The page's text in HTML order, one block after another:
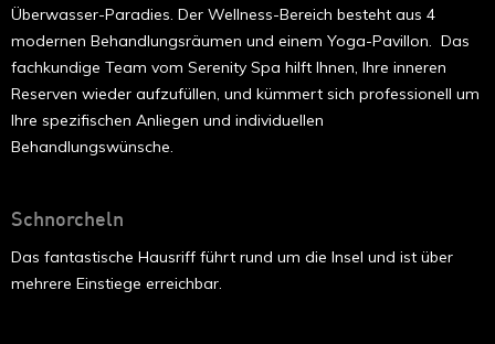
Überwasser-Paradies. Der Wellness-Bereich besteht aus 4
modernen Behandlungsräumen und einem Yoga-Pavillon. Das
fachkundige Team vom Serenity Spa hilft Ihnen, Ihre inneren
Reserven wieder aufzufüllen, und kümmert sich professionell um
Ihre spezifischen Anliegen und individuellen
Behandlungswünsche.
Schnorcheln
Das fantastische Hausriff führt rund um die Insel und ist über
mehrere Einstiege erreichbar.